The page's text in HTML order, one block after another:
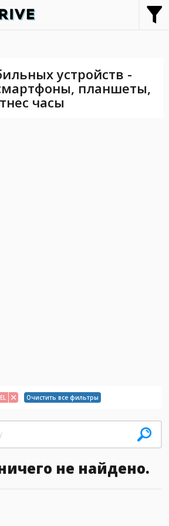
устройств -
планшеты,
часы
Очистить все фильтры
не найдено.